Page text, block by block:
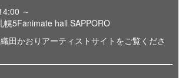
～
幌5Fanimate hall SAPPORO
田かおりアーティストサイトをご覧くださ